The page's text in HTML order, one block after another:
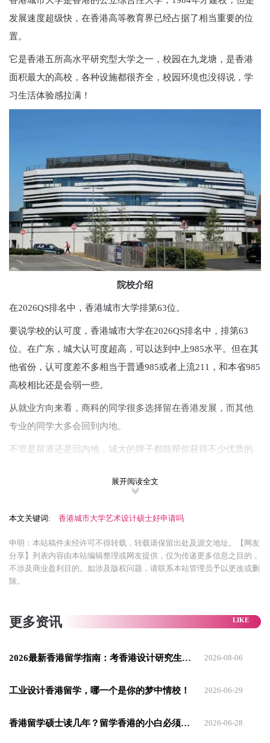
发展速度超级快，在香港高等教育界已经占据了相当重要的位
置。
它是香港五所高水平研究型大学之一，校园在九龙塘，是香港
面积最大的高校，各种设施都很齐全，校园环境也没得说，学
习生活体验感拉满！
院校介绍
在2026QS排名中，香港城市大学排第63位。
要说学校的认可度，香港城市大学在2026QS排名中，排第63
位。在广东，城大认可度超高，可以达到中上985水平。但在其
他省份，认可度差不多相当于普通985或者上流211，和本省985
高校相比还是会弱一些。
从就业方向来看，商科的同学很多选择留在香港发展，而其他
专业的同学大多会回到内地。
不管是留港还是回内地，城大的牌子都能帮你获得不少优质的
厂，还有四大会计师事务所、中信证券的简历关。
香港城市大学作为香港八大名校之一，近年来备受学生青睐，
异的学术成绩和其他具有竞争力的申请要素才能脱颖而出 。
展开阅读全文
本文关键词: 香港城市大学艺术设计硕士好申请吗
申明：本站稿件未经许可不得转载，转载请保留出处及源文地址。【网友
分享】列表内容由本站编辑整理或网友提供，仅为传递更多信息之目的，
不涉及商业盈利目的。如涉及版权问题，请联系本站管理员予以更改或删
除。
更多资讯
2026最新香港留学指南：考香港设计研究生需要什么条件呢? 2026-08-06
工业设计香港留学，哪一个是你的梦中情校！ 2026-06-29
香港留学硕士读几年？留学香港的小白必须要知道！ 2026-06-28